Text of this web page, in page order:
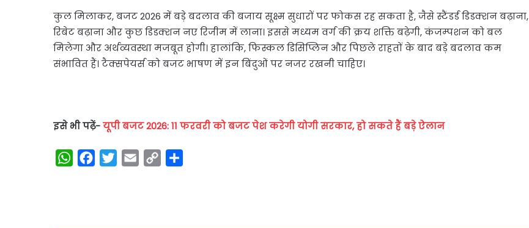
कुल मिलाकर, बजट 2026 में बड़े बदलाव की बजाय सूक्ष्म सुधारों पर फोकस रह सकता है, जैसे स्टैंडर्ड डिडक्शन बढ़ाना,
रिबेट बढ़ाना और कुछ डिडक्शन नए रिजीम में लाना। इससे मध्यम वर्ग की क्रय शक्ति बढ़ेगी, कंजम्पशन को बल
मिलेगा और अर्थव्यवस्था मजबूत होगी। हालांकि, फिस्कल डिसिप्लिन और पिछले राहतों के बाद बड़े बदलाव कम
संभावित हैं। टैक्सपेयर्स को बजट भाषण में इन बिंदुओं पर नजर रखनी चाहिए।
इसे भी पढ़ें-यूपी बजट 2026: 11 फरवरी को बजट पेश करेगी योगी सरकार, हो सकते हैं बड़े ऐलान
W